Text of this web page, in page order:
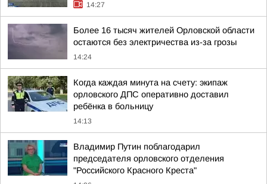
14:27
Более 16 тысяч жителей Орловской области
остаются без электричества из-за грозы
14:24
Когда каждая минута на счету: экипаж
орловского ДПС оперативно доставил
ребёнка в больницу
14:13
Владимир Путин поблагодарил
председателя орловского отделения
"Российского Красного Креста"